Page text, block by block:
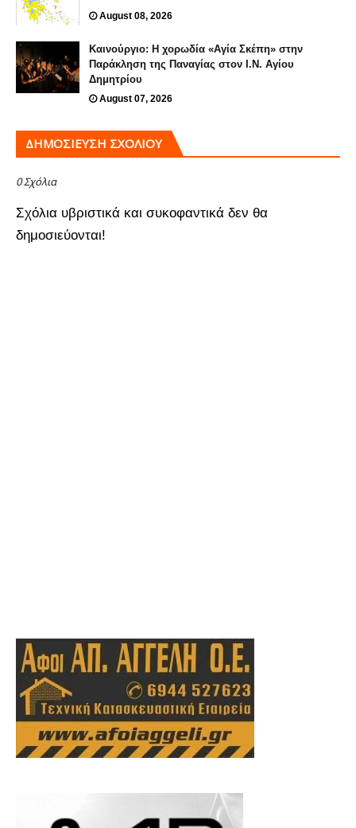
August 08, 2026
Καινούργιο: Η χορωδία «Αγία Σκέπη» στην
Παράκληση της Παναγίας στον Ι.Ν. Αγίου
Δημητρίου
August 07, 2026
ΔΗΜΟΣΊΕΥΣΗ ΣΧΟΛΊΟΥ
0 Σχόλια
Σχόλια υβριστικά και συκοφαντικά δεν θα
δημοσιεύονται!